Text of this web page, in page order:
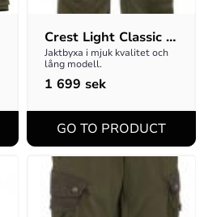
Crest Light Classic
M D-size Byxa
Jaktbyxa i mjuk kvalitet och
lång modell.
1 699 sek